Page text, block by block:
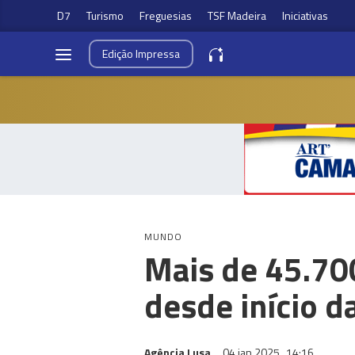
D7 Turismo Freguesias TSF Madeira Iniciativas
EdiçãoImpressa
MUNDO
Mais de
desde início